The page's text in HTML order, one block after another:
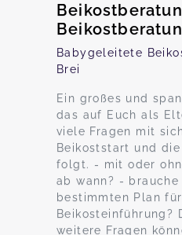
Babygeleitete
Brei
Ein großes und
das auf Euch als
viele Fragen mit
Beikoststart und
folgt. - mit oder
ab wann? - brauche
bestimmten Plan
Beikosteinführung?
weitere Fragen